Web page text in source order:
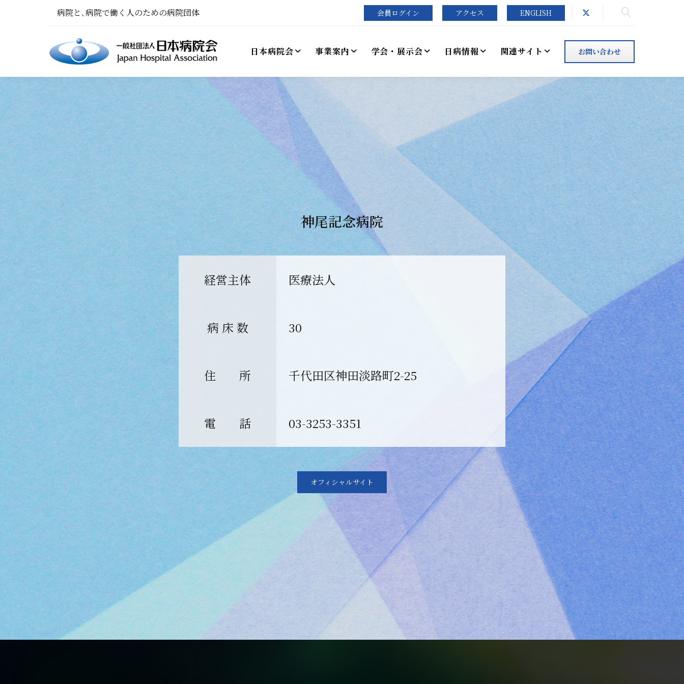
病院と､病院で働く人のための病院団体 会員ログイン アクセス ENGLISH
お問い合わせ
日本病院会 事業案内 学会・展示会 日病情報 関連サイト
神尾記念病院
経営主体 医療法人
病 床 数 30
住 所 千代田区神田淡路町2-25
電 話 03-3253-3351
オフィシャルサイト